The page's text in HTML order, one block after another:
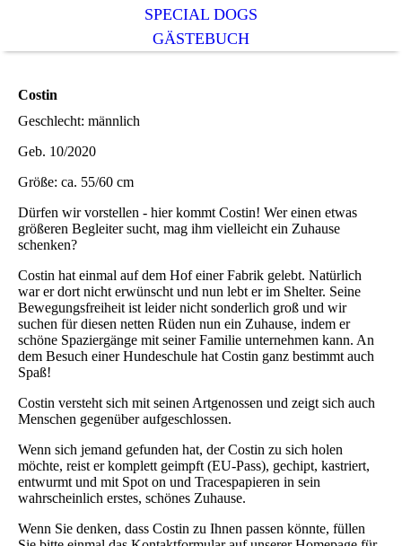
SPECIAL DOGS
GÄSTEBUCH
Costin
Geschlecht: männlich
Geb. 10/2020
Größe: ca. 55/60 cm
Dürfen wir vorstellen - hier kommt Costin! Wer einen etwas
größeren Begleiter sucht, mag ihm vielleicht ein Zuhause
schenken?
Costin hat einmal auf dem Hof einer Fabrik gelebt. Natürlich
war er dort nicht erwünscht und nun lebt er im Shelter. Seine
Bewegungsfreiheit ist leider nicht sonderlich groß und wir
suchen für diesen netten Rüden nun ein Zuhause, indem er
schöne Spaziergänge mit seiner Familie unternehmen kann. An
dem Besuch einer Hundeschule hat Costin ganz bestimmt auch
Spaß!
Costin versteht sich mit seinen Artgenossen und zeigt sich auch
Menschen gegenüber aufgeschlossen.
Wenn sich jemand gefunden hat, der Costin zu sich holen
möchte, reist er komplett geimpft (EU-Pass), gechipt, kastriert,
entwurmt und mit Spot on und Tracespapieren in sein
wahrscheinlich erstes, schönes Zuhause.
Wenn Sie denken, dass Costin zu Ihnen passen könnte, füllen